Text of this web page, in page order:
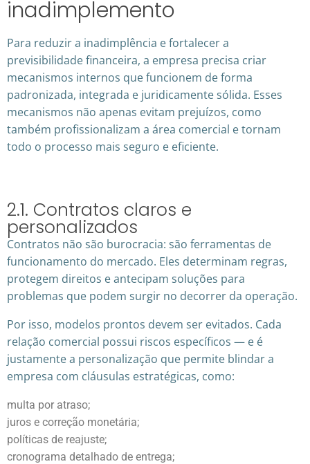
inadimplemento
Para reduzir a inadimplência e fortalecer a
previsibilidade financeira, a empresa precisa criar
mecanismos internos que funcionem de forma
padronizada, integrada e juridicamente sólida. Esses
mecanismos não apenas evitam prejuízos, como
também profissionalizam a área comercial e tornam
todo o processo mais seguro e eficiente.
2.1. Contratos claros e
personalizados
Contratos não são burocracia: são ferramentas de
funcionamento do mercado. Eles determinam regras,
protegem direitos e antecipam soluções para
problemas que podem surgir no decorrer da operação.
Por isso, modelos prontos devem ser evitados. Cada
relação comercial possui riscos específicos — e é
justamente a personalização que permite blindar a
empresa com cláusulas estratégicas, como:
multa por atraso;
juros e correção monetária;
políticas de reajuste;
cronograma detalhado de entrega;